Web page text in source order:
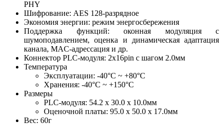
PHY
Шифрование: AES 128-разрядное
Экономия энергии: режим энергосбережения
Поддержка функций: оконная модуляция с
шумоподавлением, оценка и динамическая адаптация
канала, MAC-адрессация и др.
Коннектор PLC-модуля: 2х16pin с шагом 2.0мм
Температура
Эксплуатации: -40°С ~ +80°С
Хранения: -40°С ~ +150°С
Размеры
PLC-модуля: 54.2 х 30.0 х 10.0мм
Оценочной платы: 95.0 х 50.0 х 17.0мм
Вес: 60г